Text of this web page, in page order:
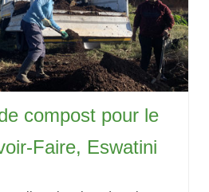
compost pour le
Faire, Eswatini